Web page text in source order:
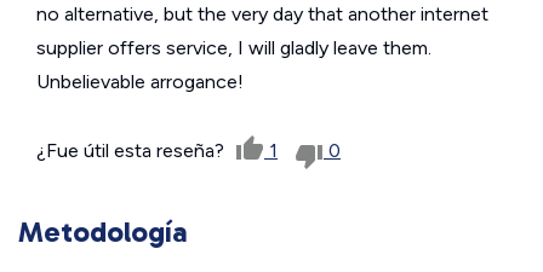
no alternative, but the very day that another internet
supplier offers service, I will gladly leave them.
Unbelievable arrogance!
¿Fue útil esta reseña? 1 0
Metodología